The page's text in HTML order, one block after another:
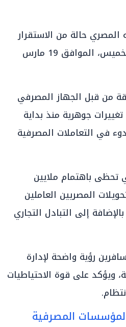
حالة من الاستقرار
الحذر والثبات النسبي في مستهل تعاملات اليوم الخميس، الموافق 19 مارس
من قبل الجهاز المصرفي
جوهرية منذ بداية
في التعاملات المصرفية
تحظى باهتمام ملايين
المصريين العاملين
إلى التبادل التجاري
رؤية واضحة لإدارة
ويؤكد على قوة الاحتياطيات
المصرفية